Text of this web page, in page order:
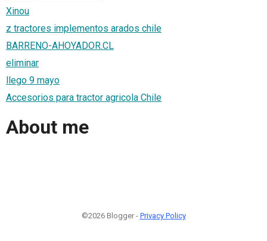
Xinou
z tractores implementos arados chile
BARRENO-AHOYADOR.CL
eliminar
llego 9 mayo
Accesorios para tractor agricola Chile
About me
©2026 Blogger - Privacy Policy